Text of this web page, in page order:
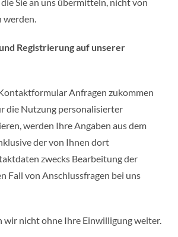
werden.
Registrierung auf unserer
Anfragen zukommen
die Nutzung personalisierter
werden Ihre Angaben aus dem
der von Ihnen dort
zwecks Bearbeitung der
Fall von Anschlussfragen bei uns
wir nicht ohne Ihre Einwilligung weiter.